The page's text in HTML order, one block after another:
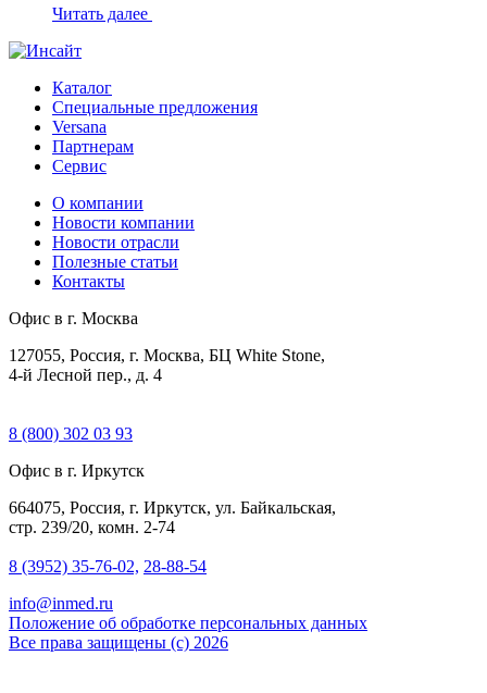
Читать далее
Каталог
Специальные предложения
Versana
Партнерам
Сервис
О компании
Новости компании
Новости отрасли
Полезные статьи
Контакты
Офис в г. Москва
127055, Россия, г. Москва, БЦ White Stone,
4-й Лесной пер., д. 4
8 (800) 302 03 93
Офис в г. Иркутск
664075, Россия, г. Иркутск, ул. Байкальская,
стр. 239/20, комн. 2-74
8 (3952) 35-76-02, 28-88-54
info@inmed.ru
Положение об обработке персональных данных
Все права защищены (с) 2026